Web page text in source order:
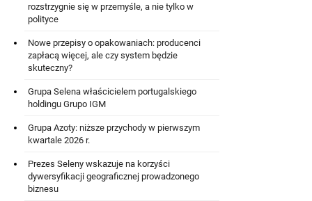
rozstrzygnie się w przemyśle, a nie tylko w
polityce
Nowe przepisy o opakowaniach: producenci
zapłacą więcej, ale czy system będzie
skuteczny?
Grupa Selena właścicielem portugalskiego
holdingu Grupo IGM
Grupa Azoty: niższe przychody w pierwszym
kwartale 2026 r.
Prezes Seleny wskazuje na korzyści
dywersyfikacji geograficznej prowadzonego
biznesu